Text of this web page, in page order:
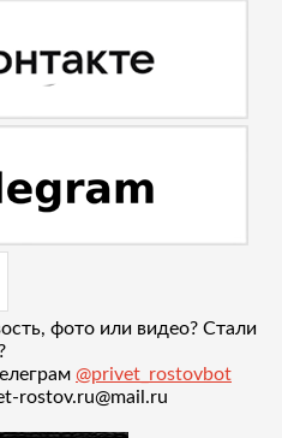
фото или видео? Стали
@privet_rostovbot
rostov.ru@mail.ru